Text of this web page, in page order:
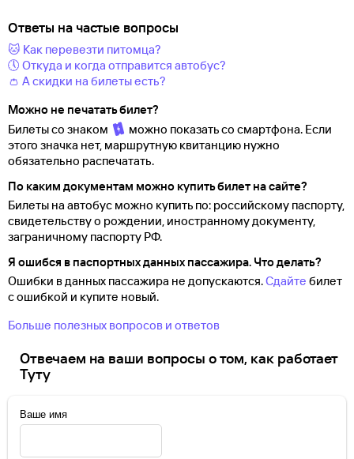
Ответы на частые вопросы
🐱 Как перевезти питомца?
🕔 Откуда и когда отправится автобус?
👛 А скидки на билеты есть?
Можно не печатать билет?
Билеты со знаком
можно показать со смартфона. Если
этого значка нет, маршрутную квитанцию нужно
обязательно распечатать.
По каким документам можно купить билет на сайте?
Билеты на автобус можно купить по: российскому паспорту,
свидетельству о рождении, иностранному документу,
заграничному паспорту РФ.
Я ошибся в паспортных данных пассажира. Что делать?
Ошибки в данных пассажира не допускаются.Сдайте билет
с ошибкой и купите новый.
Больше полезных вопросов и ответов
Отвечаем на ваши вопросы о том, как работает
Туту
Ваше имя